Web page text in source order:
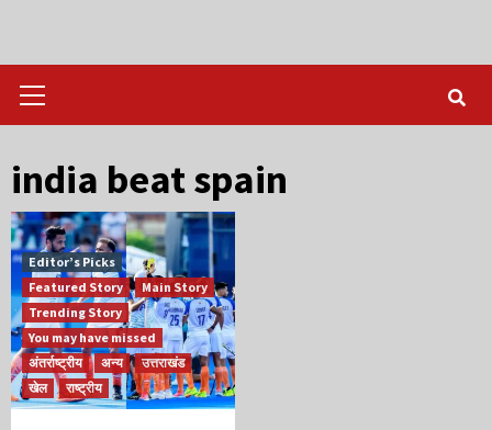
Menu
india beat spain
Editor’s Picks
Featured Story
Main Story
Trending Story
You may have missed
अंतर्राष्ट्रीय
अन्य
उत्तराखंड
खेल
राष्ट्रीय